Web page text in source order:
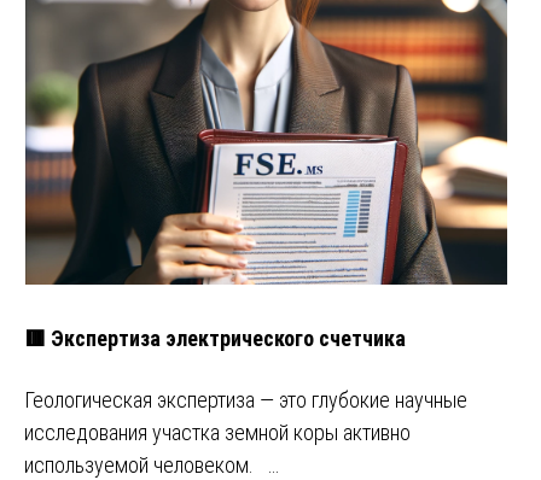
🟥 Экспертиза электрического счетчика
Геологическая экспертиза — это глубокие научные
исследования участка земной коры активно
используемой человеком. …